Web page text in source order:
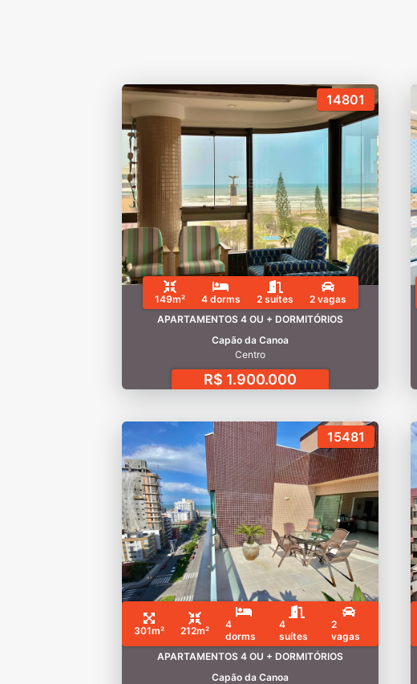
14801
149m² 4 dorms 2 suítes
2 vagas
APARTAMENTOS 4 OU + DORMITÓRIOS
Capão da Canoa
Centro
R$ 1.900.000
15481
301m² 212m²
4
dorms
4
suítes
2
vagas
APARTAMENTOS 4 OU + DORMITÓRIOS
Capão da Canoa